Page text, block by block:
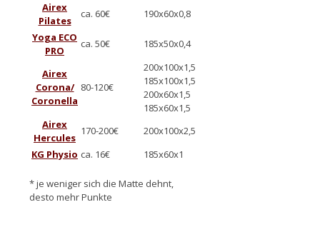
Airex
Pilates
ca. 60€
190x60x0,8
Yoga ECO
PRO
ca. 50€ 185x50x0,4
Airex
Corona/
Coronella
80-120€
200x100x1,5
185x100x1,5
200x60x1,5
185x60x1,5
Airex
Hercules
170-200€
200x100x2,5
KG Physio ca. 16€ 185x60x1
* je weniger sich die Matte dehnt,
desto mehr Punkte